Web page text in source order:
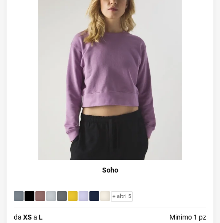
Soho
+ altri 5
da XS a L Minimo 1 pz